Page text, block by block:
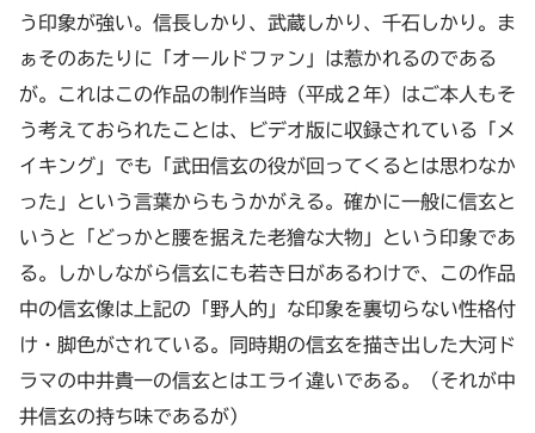
う印象が強い。信長しかり、武蔵しかり、千石しかり。ま
ぁそのあたりに「オールドファン」は惹かれるのである
が。これはこの作品の制作当時（平成２年）はご本人もそ
う考えておられたことは、ビデオ版に収録されている「メ
イキング」でも「武田信玄の役が回ってくるとは思わなか
った」という言葉からもうかがえる。確かに一般に信玄と
いうと「どっかと腰を据えた老獪な大物」という印象であ
る。しかしながら信玄にも若き日があるわけで、この作品
中の信玄像は上記の「野人的」な印象を裏切らない性格付
け・脚色がされている。同時期の信玄を描き出した大河ド
ラマの中井貴一の信玄とはエライ違いである。（それが中
井信玄の持ち味であるが）